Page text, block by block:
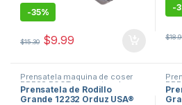
-35%
$15.30 $9.99
-
$
Prensatela maquina de coser
PRESS FOOT, repuestos de
maquinas de coser
Prensatela de Rodillo
Grande 12232 Orduz USA®